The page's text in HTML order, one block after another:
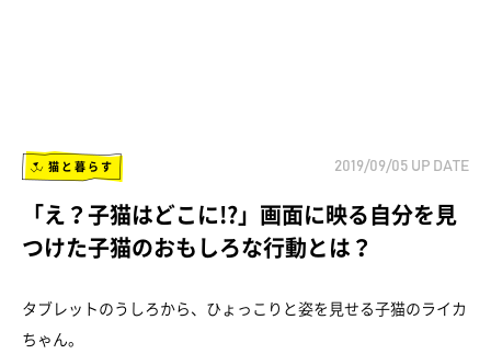
猫と暮らす 2019/09/05 UP DATE
「え？子猫はどこに!?」画面に映る自分を見
つけた子猫のおもしろな行動とは？
タブレットのうしろから、ひょっこりと姿を見せる子猫のライカ
ちゃん。